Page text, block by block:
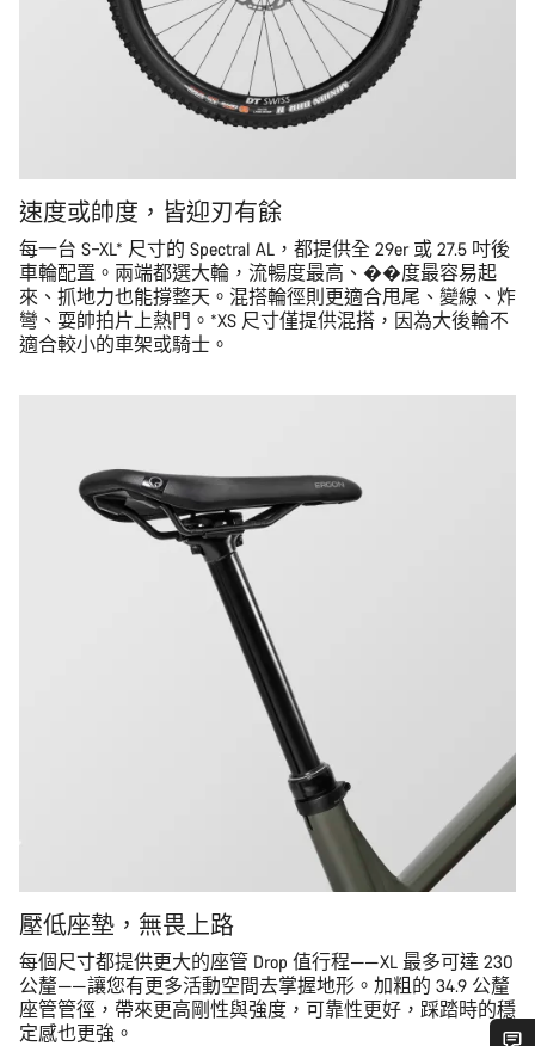
速度或帥度，皆迎刃有餘
每一台 S–XL* 尺寸的 Spectral AL，都提供全 29er 或 27.5 吋後
車輪配置。兩端都選大輪，流暢度最高、��度最容易起
來、抓地力也能撐整天。混搭輪徑則更適合甩尾、變線、炸
彎、耍帥拍片上熱門。*XS 尺寸僅提供混搭，因為大後輪不
適合較小的車架或騎士。
壓低座墊，無畏上路
每個尺寸都提供更大的座管 Drop 值行程——XL 最多可達 230
公釐——讓您有更多活動空間去掌握地形。加粗的 34.9 公釐
座管管徑，帶來更高剛性與強度，可靠性更好，踩踏時的穩
定感也更強。